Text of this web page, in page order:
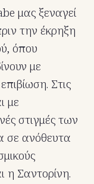
μας ξεναγεί
την έκρηξη
όπου
με
Στις
με
στιγμές των
σε ανόθευτα
η Σαντορίνη.